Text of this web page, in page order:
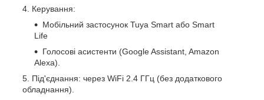
Керування:
Мобільний застосунок Tuya Smart або Smart
Life
Голосові асистенти (Google Assistant, Amazon
Alexa).
Під'єднання: через WiFi 2.4 ГГц (без додаткового
обладнання).